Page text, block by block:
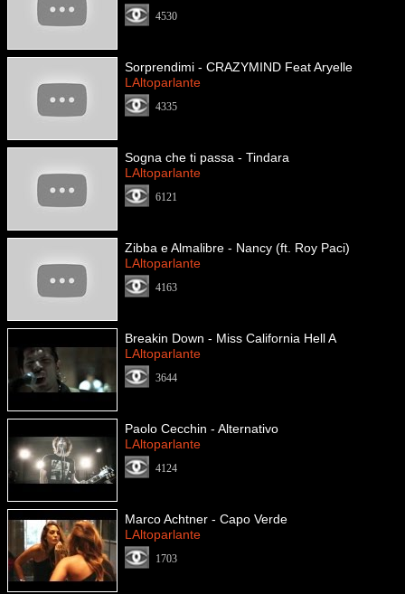
4530
Sorprendimi - CRAZYMIND Feat Aryelle
LAltoparlante
4335
Sogna che ti passa - Tindara
LAltoparlante
6121
Zibba e Almalibre - Nancy (ft. Roy Paci)
LAltoparlante
4163
Breakin Down - Miss California Hell A
LAltoparlante
3644
Paolo Cecchin - Alternativo
LAltoparlante
4124
Marco Achtner - Capo Verde
LAltoparlante
1703